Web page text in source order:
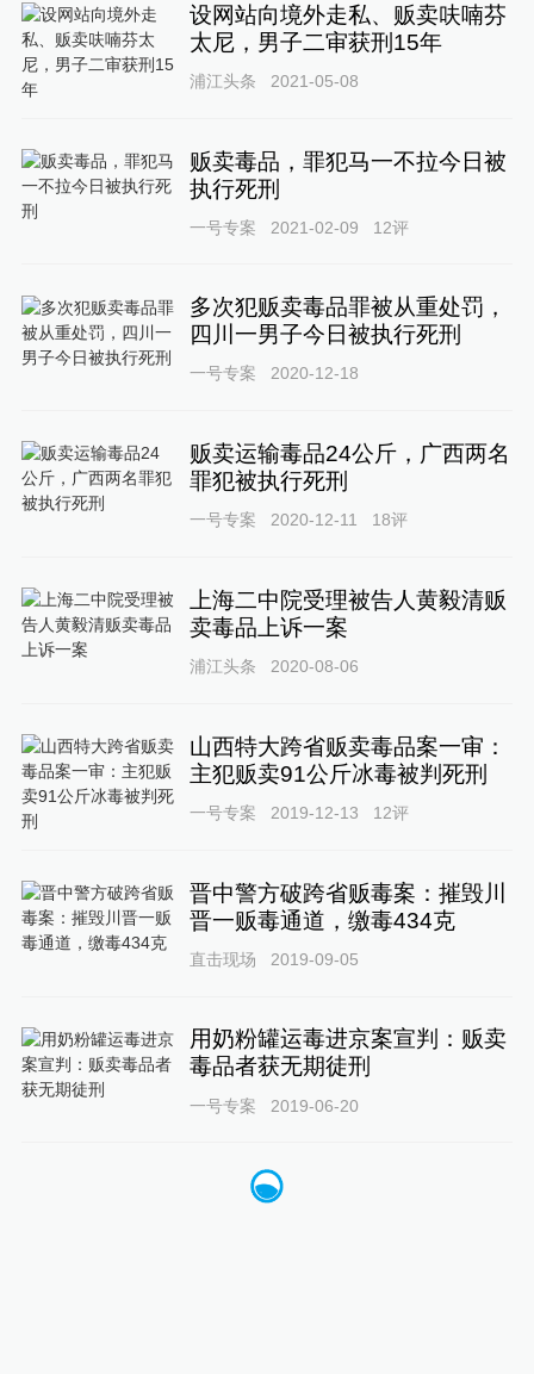
设网站向境外走私、贩卖呋喃芬
太尼，男子二审获刑15年
浦江头条 2021-05-08
贩卖毒品，罪犯马一不拉今日被
执行死刑
一号专案 2021-02-09 12评
多次犯贩卖毒品罪被从重处罚，
四川一男子今日被执行死刑
一号专案 2020-12-18
贩卖运输毒品24公斤，广西两名
罪犯被执行死刑
一号专案 2020-12-11 18评
上海二中院受理被告人黄毅清贩
卖毒品上诉一案
浦江头条 2020-08-06
山西特大跨省贩卖毒品案一审：
主犯贩卖91公斤冰毒被判死刑
一号专案 2019-12-13 12评
晋中警方破跨省贩毒案：摧毁川
晋一贩毒通道，缴毒434克
直击现场 2019-09-05
用奶粉罐运毒进京案宣判：贩卖
毒品者获无期徒刑
一号专案 2019-06-20